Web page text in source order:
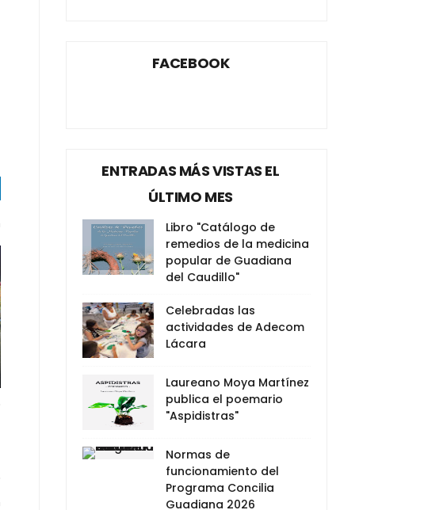
FACEBOOK
ENTRADAS MÁS VISTAS EL
ÚLTIMO MES
Libro "Catálogo de
remedios de la medicina
popular de Guadiana
del Caudillo"
Celebradas las
actividades de Adecom
Lácara
Laureano Moya Martínez
publica el poemario
"Aspidistras"
Normas de
funcionamiento del
Programa Concilia
Guadiana 2026